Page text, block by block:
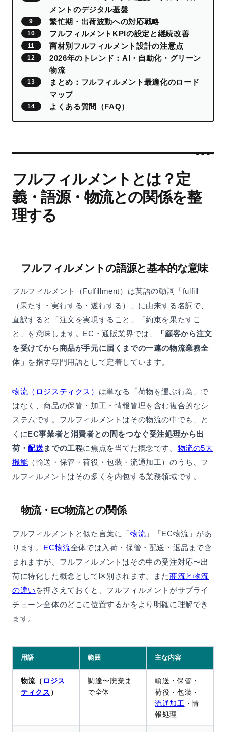
メントのデジタル基盤
繁忙期・出荷波動への対応戦略
フルフィルメントKPIの設定と継続改善
商材別フルフィルメント設計の注意点
2026年のトレンド：AI・自動化・グリーン
物流
まとめ：フルフィルメント最適化のロード
マップ
よくある質問（FAQ）
フルフィルメントとは？定
義・語源・物流との関係を整
理する
フルフィルメントの語源と基本的な意味
フルフィルメント（Fulfillment）は英語の動詞「fulfill
（果たす・実行する・遂行する）」に由来する名詞で、
直訳すると「注文を実現すること」「約束を果たすこ
と」を意味します。EC・通販業界では、
「顧客から注文
を受けてから商品が手元に届くまでの一連の物流業務全
体」 を指す専門用語として定着しています。
物流（ロジスティクス） は単なる「荷物を運ぶ行為」で
はなく、商品の保管・加工・情報管理を含む複合的なシ
ステムです。フルフィルメントはその物流の中でも、と
くにEC事業者と消費者との間をつなぐ受注処理から出
荷・配送 までの工程に焦点を当てた概念です。 物流の5大
機能 （輸送・保管・荷役・包装・流通加工）のうち、フ
ルフィルメントはその多くを内包する業務領域です。
物流・EC物流との関係
フルフィルメントと似た言葉に「物流 」「EC物流」があ
ります。 EC物流全体では入荷・保管・配送・返品まで含
まれますが、フルフィルメントはその中の受注対応〜出
荷に特化した概念として区別されます。また商流と物流
の違い を押さえておくと、フルフィルメントがサプライ
チェーン全体のどこに位置するかをより明確に理解でき
ます。
用語 範囲 主な内容
物流（ ロジス
ティクス ）
調達〜廃棄ま
で全体
輸送・保管・
荷役・包装・
流通加工 ・情
報処理